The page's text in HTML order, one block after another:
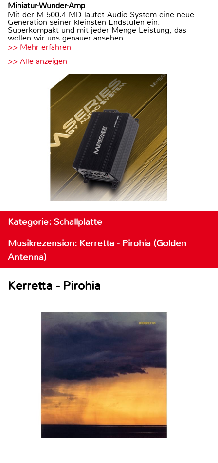
Miniatur-Wunder-Amp
Mit der M-500.4 MD läutet Audio System eine neue
Generation seiner kleinsten Endstufen ein.
Superkompakt und mit jeder Menge Leistung, das
wollen wir uns genauer ansehen.
>> Mehr erfahren
>> Alle anzeigen
Kategorie: Schallplatte
Musikrezension: Kerretta - Pirohia (Golden
Antenna)
Kerretta - Pirohia